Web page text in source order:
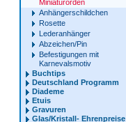
Miniaturorden
Anhängerschildchen
Rosette
Lederanhänger
Abzeichen/Pin
Befestigungen mit
Karnevalsmotiv
Buchtips
Deutschland Programm
Diademe
Etuis
Gravuren
Glas/Kristall- Ehrenpreise